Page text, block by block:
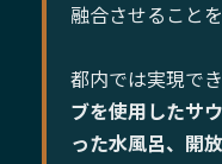
融合させること
都内では実現で
ブを使用したサ
った水風呂、開